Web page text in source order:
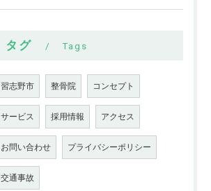
タグ Tags
習志野市 整骨院 コンセプト
サービス 採用情報 アクセス
お問い合わせ プライバシーポリシー
交通事故